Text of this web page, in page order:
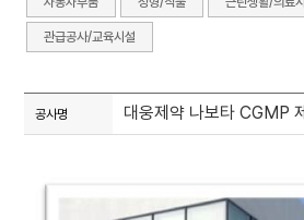
관급공사/교육시설
공사명 대웅제약 나보타 CGMP